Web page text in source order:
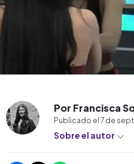
Por Francisca
Publicado el 7 de
Sobre el autor